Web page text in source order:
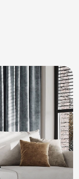
мятного цвета
цвета